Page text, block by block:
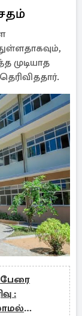
முடியாத
பேரை
: